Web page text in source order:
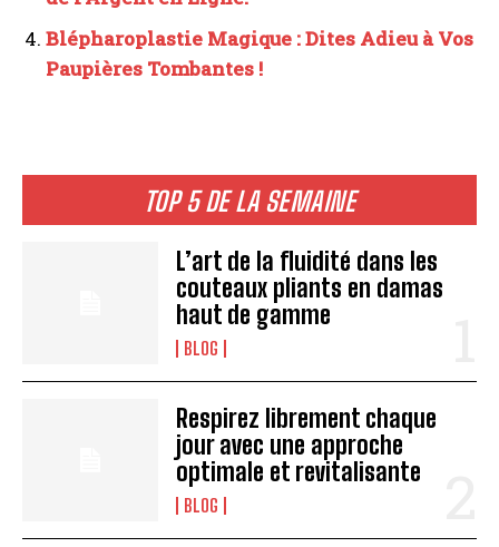
TOP 5 DE LA SEMAINE
L’art de la fluidité dans les
couteaux pliants en damas
haut de gamme
BLOG
Respirez librement chaque
jour avec une approche
optimale et revitalisante
BLOG
Blépharoplastie Magique : Dites Adieu à Vos
Paupières Tombantes !